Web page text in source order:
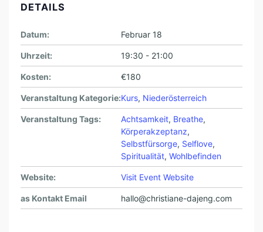
DETAILS
Datum: Februar 18
Uhrzeit: 19:30 - 21:00
Kosten: €180
Veranstaltung Kategorie:Kurs, Niederösterreich
Veranstaltung Tags: Achtsamkeit, Breathe,
Körperakzeptanz,
Selbstfürsorge, Selflove,
Spiritualität, Wohlbefinden
Website: Visit Event Website
as Kontakt Email hallo@christiane-dajeng.com